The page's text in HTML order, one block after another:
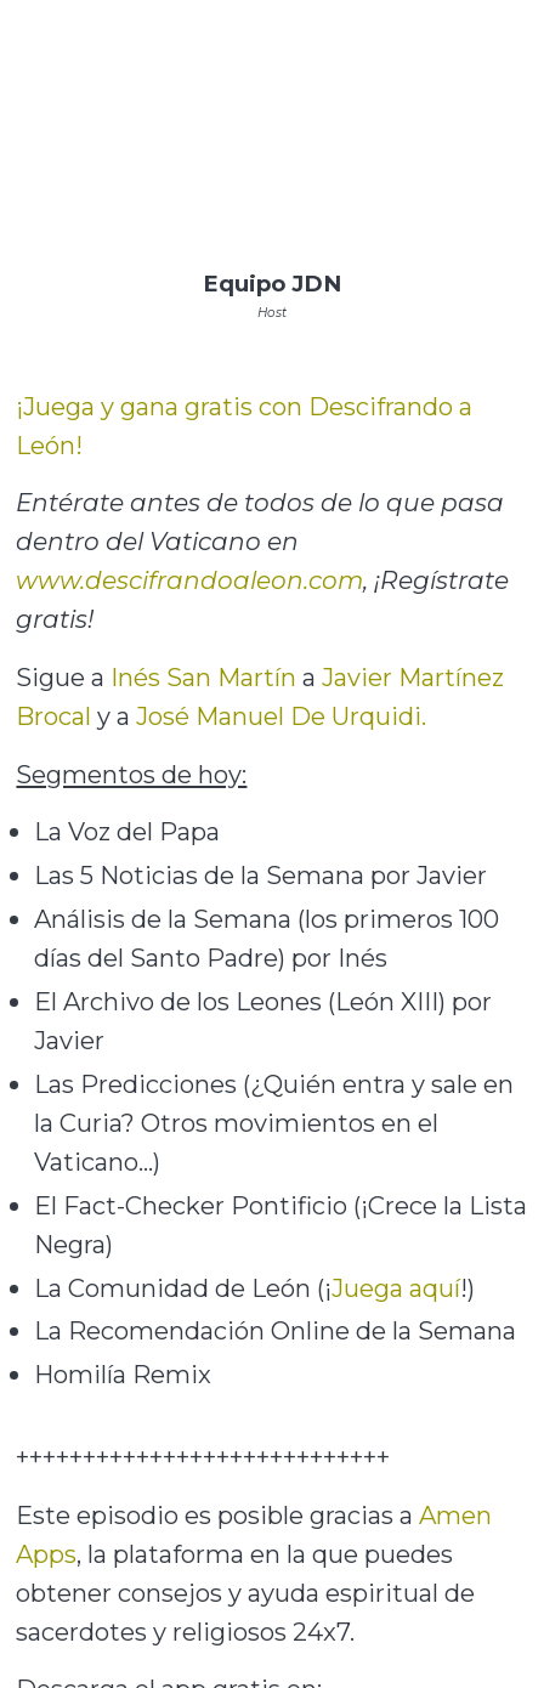
Equipo JDN
Host
¡Juega y gana gratis con Descifrando a
León!
Entérate antes de todos de lo que pasa
dentro del Vaticano en
www.descifrandoaleon.com, ¡Regístrate
gratis!
Sigue a Inés San Martín aJavier Martínez
Brocal y aJosé Manuel De Urquidi.
Segmentos de hoy:
La Voz del Papa
Las 5 Noticias de la Semana por Javier
Análisis de la Semana (los primeros 100
días del Santo Padre) por Inés
El Archivo de los Leones (León XIII) por
Javier
Las Predicciones (¿Quién entra y sale en
la Curia? Otros movimientos en el
Vaticano...)
El Fact-Checker Pontificio (¡Crece la Lista
Negra)
La Comunidad de León (¡Juega aquí!)
La Recomendación Online de la Semana
Homilía Remix
++++++++++++++++++++++++++++
Este episodio es posible gracias aAmen
Apps, la plataforma en la que puedes
obtener consejos y ayuda espiritual de
sacerdotes y religiosos 24x7.